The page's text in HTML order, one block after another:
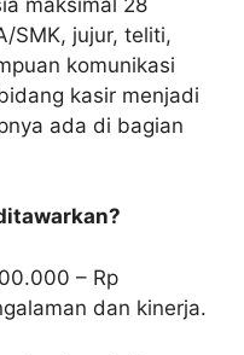
SMK, jujur, teliti,
komunikasi
kasir menjadi
ada di bagian
– Rp
dan kinerja.